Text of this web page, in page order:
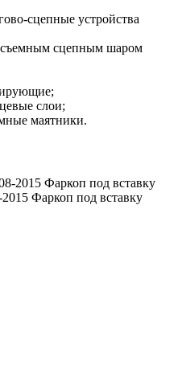
сцепные устройства
сцепным шаром
слои;
маятники.
Фаркоп под вставку